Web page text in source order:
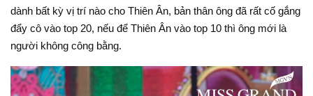
dành bất kỳ vị trí nào cho Thiên Ân, bản thân ông đã rất cố gắng
đẩy cô vào top 20, nếu để Thiên Ân vào top 10 thì ông mới là
người không công bằng.